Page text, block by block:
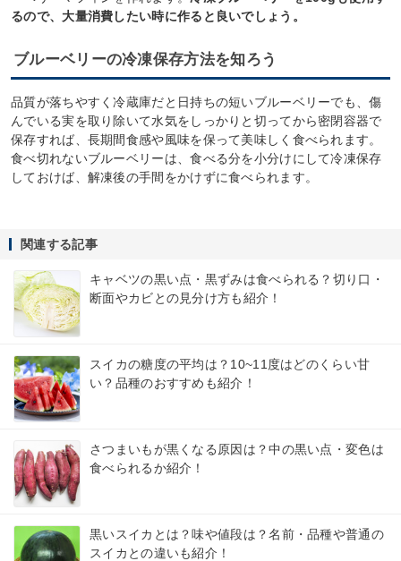
るので、大量消費したい時に作ると良いでしょう。
ブルーベリーの冷凍保存方法を知ろう
品質が落ちやすく冷蔵庫だと日持ちの短いブルーベリーでも、傷
んでいる実を取り除いて水気をしっかりと切ってから密閉容器で
保存すれば、長期間食感や風味を保って美味しく食べられます。
食べ切れないブルーベリーは、食べる分を小分けにして冷凍保存
しておけば、解凍後の手間をかけずに食べられます。
関連する記事
キャベツの黒い点・黒ずみは食べられる？切り口・
断面やカビとの見分け方も紹介！
スイカの糖度の平均は？10~11度はどのくらい甘
い？品種のおすすめも紹介！
さつまいもが黒くなる原因は？中の黒い点・変色は
食べられるか紹介！
黒いスイカとは？味や値段は？名前・品種や普通の
スイカとの違いも紹介！